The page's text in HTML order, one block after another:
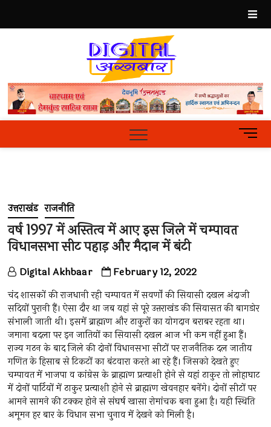
content
Hindi
News
PortalM
e
उत्तराखंड राजनीति
वर्ष 1997 में अस्तित्व में आए इस जिले में चम्पावत
विधानसभा सीट पहाड़ और मैदान में बंटी
Digital Akhbaar February 12, 2022
चंद शासकों की राजधानी रही चम्पावत में सवर्णों की सियासी दखल अंदाजी
सदियों पुरानी हैं। ऐसा दौर था जब यहां से पूरे उत्तराखंड की सियासत की बागडोर
संभाली जाती थी। इसमें ब्राह्मïण और ठाकुरों का योगदान बराबर रहता था।
जमाना बदला पर इन जातियों का सियासी दखल आज भी कम नहीं हुआ हैं।
राज्य गठन के बाद जिले की दोनों विधानसभा सीटों पर राजनैतिक दल जातीय
गणित के हिसाब से टिकटों का बंटवारा करते आ रहे हैं। जिसको देखते हुए
चम्पावत में भाजपा व कांग्रेस के ब्राह्मïण प्रत्याशी होने से यहां ठाकुर तो लोहाघाट
में दोनों पार्टियों में ठाकुर प्रत्याशी होने से ब्राह्मïण खेवनहार बनेंगे। दोनों सीटों पर
आमने सामने की टक्कर होने से संघर्ष खासा रोमांचक बना हुआ है। यही स्थिति
अमूमन हर बार के विधान सभा चुनाव में देखने को मिली है।